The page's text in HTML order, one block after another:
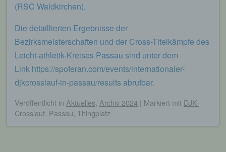
(RSC Waldkirchen).
Die detaillierten Ergebnisse der
Bezirksmeisterschaften und der Cross-Titelkämpfe des
Leicht-athletik-Kreises Passau sind unter dem
Link https://spoferan.com/events/internationaler-
djkcrosslauf-in-passau/results abrufbar.
Veröffentlicht in Aktuelles, Archiv 2024 | Markiert mit DJK-
Crosslauf, Passau, Thingplatz
begangene Straftaten aufzuklären. Insofern ist die
die Verarbeitung Verantwortlichen erforderlich.
Eine Weitergabe dieser Daten an Dritte erfolgt
grundsätzlich nicht, sofern keine gesetzliche
Pflicht zur Weitergabe besteht oder die Weitergabe
der Strafverfolgung dient.
Die Registrierung der betroffenen Person unter
dient dem für die Verarbeitung Verantwortlichen
dazu, der betroffenen Person Inhalte oder